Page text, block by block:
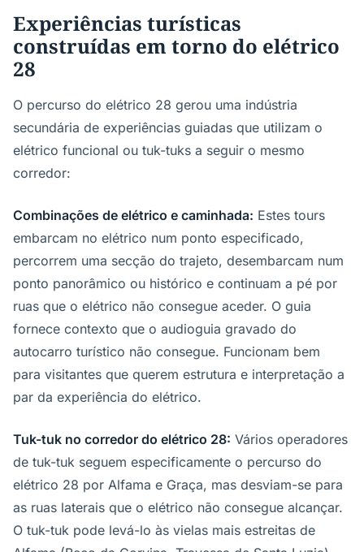
Experiências turísticas
construídas em torno do elétrico
28
O percurso do elétrico 28 gerou uma indústria
secundária de experiências guiadas que utilizam o
elétrico funcional ou tuk-tuks a seguir o mesmo
corredor:
Combinações de elétrico e caminhada: Estes tours
embarcam no elétrico num ponto especificado,
percorrem uma secção do trajeto, desembarcam num
ponto panorâmico ou histórico e continuam a pé por
ruas que o elétrico não consegue aceder. O guia
fornece contexto que o audioguia gravado do
autocarro turístico não consegue. Funcionam bem
para visitantes que querem estrutura e interpretação a
par da experiência do elétrico.
Tuk-tuk no corredor do elétrico 28: Vários operadores
de tuk-tuk seguem especificamente o percurso do
elétrico 28 por Alfama e Graça, mas desviam-se para
as ruas laterais que o elétrico não consegue alcançar.
O tuk-tuk pode levá-lo às vielas mais estreitas de